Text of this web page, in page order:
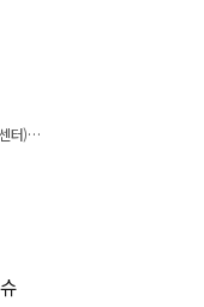
SW스타트업
터)
및 정부의 역할
SW스타트업